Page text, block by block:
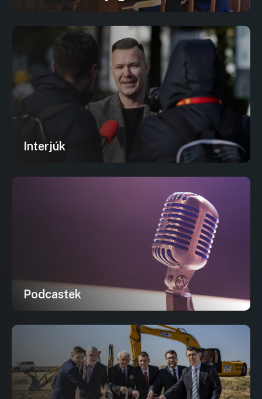
Interjúk
Podcastek